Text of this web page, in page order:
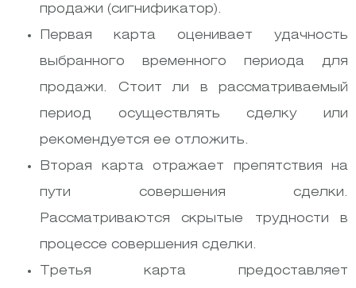
продажи (сигнификатор).
Первая карта оценивает удачность
выбранного временного периода для
продажи. Стоит ли в рассматриваемый
период осуществлять сделку или
рекомендуется ее отложить.
Вторая карта отражает препятствия на
пути совершения сделки.
Рассматриваются скрытые трудности в
процессе совершения сделки.
Третья карта предоставляет